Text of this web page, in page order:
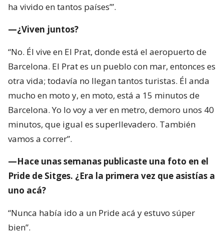
ha vivido en tantos países’”.
—¿Viven juntos?
“No. Él vive en El Prat, donde está el aeropuerto de
Barcelona. El Prat es un pueblo con mar, entonces es
otra vida; todavía no llegan tantos turistas. Él anda
mucho en moto y, en moto, está a 15 minutos de
Barcelona. Yo lo voy a ver en metro, demoro unos 40
minutos, que igual es superllevadero. También
vamos a correr”.
—Hace unas semanas publicaste una foto en el
Pride de Sitges. ¿Era la primera vez que asistías a
uno acá?
“Nunca había ido a un Pride acá y estuvo súper
bien”.